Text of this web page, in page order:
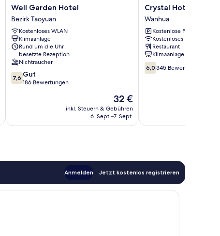
Well
Garden
Hotel
Bezirk
Taoyuan
Well Garden Hotel
Bezirk Taoyuan
Kostenloses WLAN
Klimaanlage
Rund um die Uhr
besetzte Rezeption
Nichtraucher
7.6
von
7,6 Gut
186 Bewertungen
Der
Preis
beträgt
32 €
inkl. Steuern & Gebühren
6. Sept.–7. Sept.
Crystal
Hotel
Wanhua
Crystal Hotel
Wanhua
Kostenlose Parkplätze
Kostenloses WLAN
Restaurant
Klimaanlage
6.0
von
6,0 345 Bewertungen
Anmelden Jetzt kostenlos registrieren